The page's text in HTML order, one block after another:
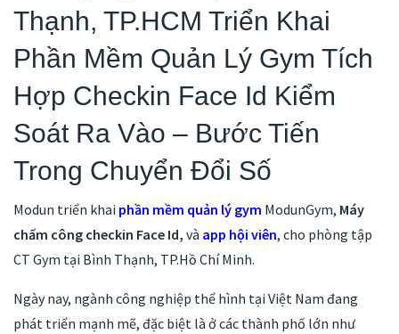
Thạnh, TP.HCM Triển Khai
Phần Mềm Quản Lý Gym Tích
Hợp Checkin Face Id Kiểm
Soát Ra Vào – Bước Tiến
Trong Chuyển Đổi Số
Modun triển khai phần mềm quản lý gym ModunGym, Máy
chấm công checkin Face Id, và app hội viên, cho phòng tập
CT Gym tại Bình Thạnh, TP.Hồ Chí Minh.
Ngày nay, ngành công nghiệp thể hình tại Việt Nam đang
phát triển mạnh mẽ, đặc biệt là ở các thành phố lớn như